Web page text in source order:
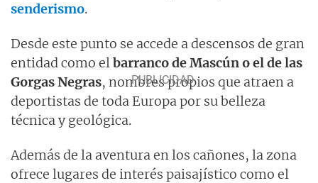
senderismo.
Desde este punto se accede a descensos de gran
entidad como elbarranco de Mascún o el de las
Gorgas Negras, nombres propios que atraen a
deportistas de toda Europa por su belleza
técnica y geológica.
Además de la aventura en los cañones, la zona
ofrece lugares de interés paisajístico como el